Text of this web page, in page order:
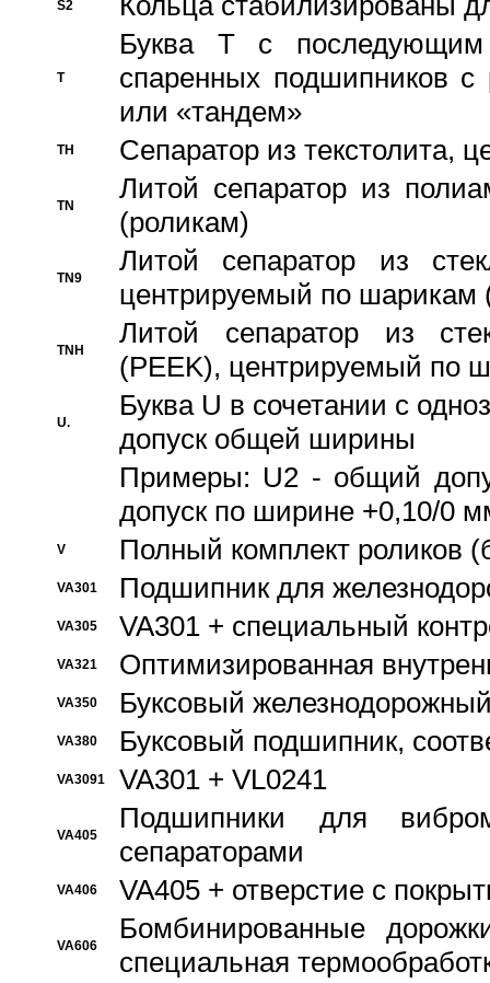
S2
T
Буква T с
спаренных подшипников
или «тандем»
TH Сепаратор из текстолита,
TN
Литой сепаратор из
(роликам)
TN9
Литой сепаратор из
центрируемый по шарикам
TNH
Литой сепаратор из
(PEEK), центрируемый по
U.
Буква U в сочетании с
допуск общей ширины
Примеры: U2 - общий
допуск по ширине +0,10/0
V Полный комплект роликов
VA301 Подшипник для
VA305 VA301 + специальный
VA321 Оптимизированная
VA350 Буксовый
VA380 Буксовый подшипник,
VA3091 VA301 + VL0241
VA405
Подшипники для
сепараторами
VA406 VA405 + отверстие с
VA606
Бомбинированные
специальная